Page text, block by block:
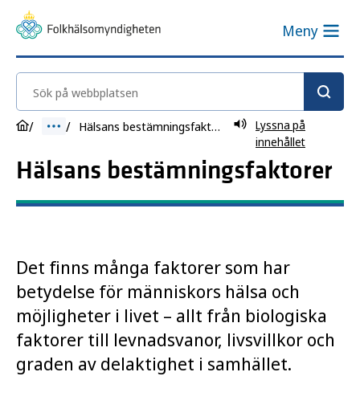
Meny
Sök på webbplatsen
Hälsans bestämningsfaktorer
Lyssna på
innehållet
Hälsans bestämningsfaktorer
Det finns många faktorer som har
betydelse för människors hälsa och
möjligheter i livet – allt från biologiska
faktorer till levnadsvanor, livsvillkor och
graden av delaktighet i samhället.